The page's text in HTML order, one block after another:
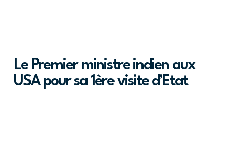
Le Premier ministre indien aux
USA pour sa 1ère visite d’Etat